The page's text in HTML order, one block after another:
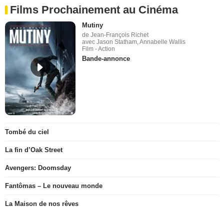
Films Prochainement au Cinéma
Mutiny
de Jean-François Richet
avec Jason Statham, Annabelle Wallis
Film - Action
Bande-annonce
Tombé du ciel
La fin d’Oak Street
Avengers: Doomsday
Fantômas – Le nouveau monde
La Maison de nos rêves